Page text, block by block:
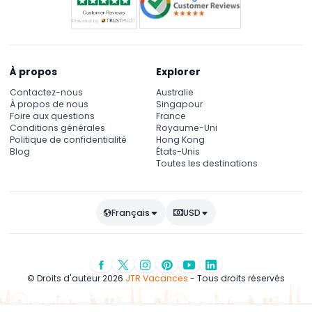
À propos
Contactez-nous
À propos de nous
Foire aux questions
Conditions générales
Politique de confidentialité
Blog
Explorer
Australie
Singapour
France
Royaume-Uni
Hong Kong
États-Unis
Toutes les destinations
Français USD
© Droits d'auteur 2026 JTR Vacances - Tous droits réservés